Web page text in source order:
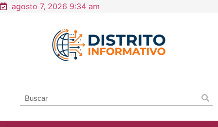
agosto 7, 2026 9:34 am